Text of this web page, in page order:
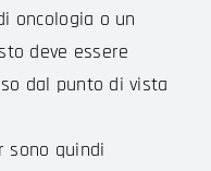
oncologia o un
deve essere
dal punto di vista
sono quindi